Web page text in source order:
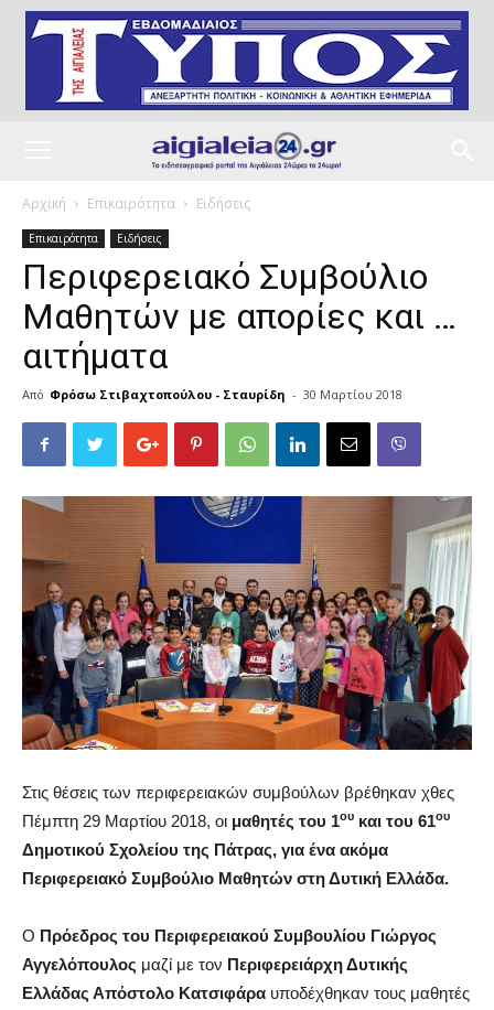
Αρχική Επικαιρότητα Ειδήσεις
Επικαιρότητα Ειδήσεις
Περιφερειακό Συμβούλιο
Μαθητών με απορίες και …
αιτήματα
Από Φρόσω Στιβαχτοπούλου - Σταυρίδη - 30 Μαρτίου 2018
Στις θέσεις των περιφερειακών συμβούλων βρέθηκαν χθες
Πέμπτη 29 Μαρτίου 2018, οι μαθητές του 1ου και του 61ου
Δημοτικού Σχολείου της Πάτρας, για ένα ακόμα
Περιφερειακό Συμβούλιο Μαθητών στη Δυτική Ελλάδα.
Ο Πρόεδρος του Περιφερειακού Συμβουλίου Γιώργος
Αγγελόπουλος μαζί με τον Περιφερειάρχη Δυτικής
Ελλάδας Απόστολο Κατσιφάρα υποδέχθηκαν τους μαθητές